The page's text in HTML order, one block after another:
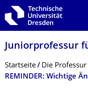
Zur Hauptnavigation
Zur Suche springen
Zum Inhalt springen
Juniorprofessur
Breadcrumb-Menü
Startseite Die Professur